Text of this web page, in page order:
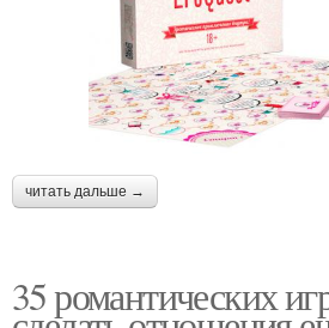
читать дальше →
35 романтических